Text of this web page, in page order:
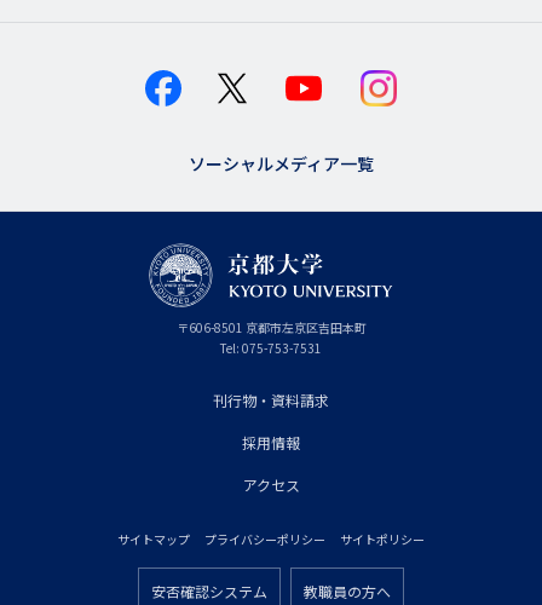
ソーシャルメディア一覧
〒606-8501 京
都
府
京都市左京区吉田本町
Tel: 075-753-7531
刊行物・資料請求
採用情報
アクセス
サイトマップ プライバシーポリシー サイトポリシー
安否確認システム 教職員の方へ